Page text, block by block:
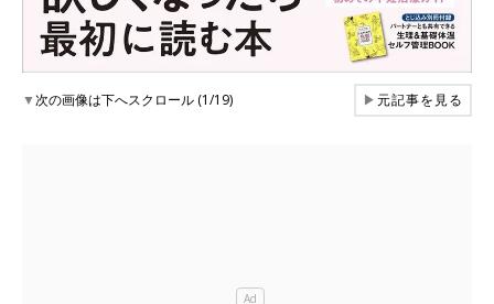
▼次の画像は下へスクロール (1/19) ▶元記事を見る